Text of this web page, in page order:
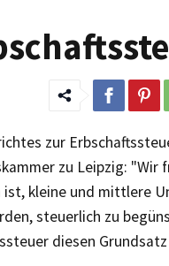
zur
zu Leipzig: "Wir
kleine und mittlere
steuerlich zu
diesen